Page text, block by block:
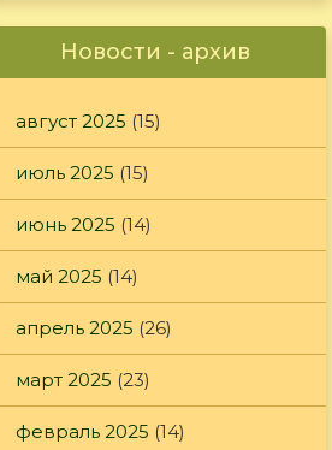
Новости - архив
август 2025 (15)
июль 2025 (15)
июнь 2025 (14)
май 2025 (14)
апрель 2025 (26)
март 2025 (23)
февраль 2025 (14)